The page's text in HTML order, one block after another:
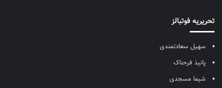
تحریریه فوتبالز
سهیل سعادتمندی
پانیذ فرحناک
شیما مسجدی